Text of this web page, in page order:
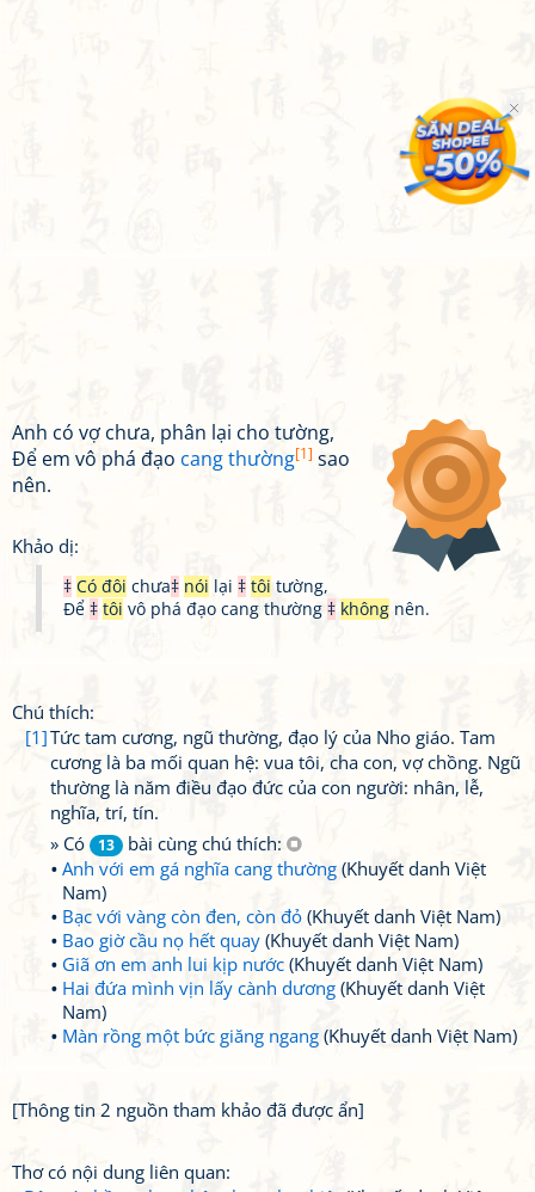
Anh có vợ chưa, phân lại cho tường,
Để em vô phá đạo cang thường[1] sao
nên.
Khảo dị:
‡ Có đôi chưa‡ nói lại ‡ tôi tường,
Để ‡ tôi vô phá đạo cang thường ‡ không nên.
Chú thích:
[1]Tức tam cương, ngũ thường, đạo lý của Nho giáo. Tam
cương là ba mối quan hệ: vua tôi, cha con, vợ chồng. Ngũ
thường là năm điều đạo đức của con người: nhân, lễ,
nghĩa, trí, tín.
» Có
13
bài cùng chú thích:
Anh với em gá nghĩa cang thường (Khuyết danh Việt
Nam)
Bạc với vàng còn đen, còn đỏ (Khuyết danh Việt Nam)
Bao giờ cầu nọ hết quay (Khuyết danh Việt Nam)
Giã ơn em anh lui kịp nước (Khuyết danh Việt Nam)
Hai đứa mình vịn lấy cành dương (Khuyết danh Việt
Nam)
Màn rồng một bức giăng ngang (Khuyết danh Việt Nam)
[Thông tin 2 nguồn tham khảo đã được ẩn]
Thơ có nội dung liên quan: